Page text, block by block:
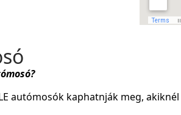
autómosók kaphatnják meg,